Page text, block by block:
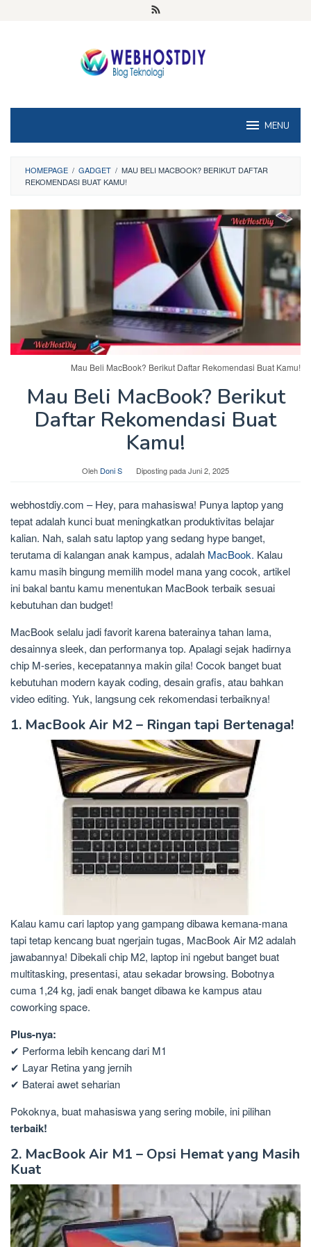
MENU
HOMEPAGE / GADGET / MAU BELI MACBOOK? BERIKUT DAFTAR
REKOMENDASI BUAT KAMU!
Mau Beli MacBook? Berikut Daftar Rekomendasi Buat Kamu!
Mau Beli MacBook? Berikut
Daftar Rekomendasi Buat
Kamu!
Oleh Doni S Diposting padaJuni 2, 2025
webhostdiy.com – Hey, para mahasiswa! Punya laptop yang
tepat adalah kunci buat meningkatkan produktivitas belajar
kalian. Nah, salah satu laptop yang sedang hype banget,
terutama di kalangan anak kampus, adalah MacBook. Kalau
kamu masih bingung memilih model mana yang cocok, artikel
ini bakal bantu kamu menentukan MacBook terbaik sesuai
kebutuhan dan budget!
MacBook selalu jadi favorit karena baterainya tahan lama,
desainnya sleek, dan performanya top. Apalagi sejak hadirnya
chip M-series, kecepatannya makin gila! Cocok banget buat
kebutuhan modern kayak coding, desain grafis, atau bahkan
video editing. Yuk, langsung cek rekomendasi terbaiknya!
1. MacBook Air M2 – Ringan tapi Bertenaga!
Kalau kamu cari laptop yang gampang dibawa kemana-mana
tapi tetap kencang buat ngerjain tugas, MacBook Air M2 adalah
jawabannya! Dibekali chip M2, laptop ini ngebut banget buat
multitasking, presentasi, atau sekadar browsing. Bobotnya
cuma 1,24 kg, jadi enak banget dibawa ke kampus atau
coworking space.
Plus-nya:
✔ Performa lebih kencang dari M1
✔ Layar Retina yang jernih
✔ Baterai awet seharian
Pokoknya, buat mahasiswa yang sering mobile, ini pilihan
terbaik!
2. MacBook Air M1 – Opsi Hemat yang Masih
Kuat